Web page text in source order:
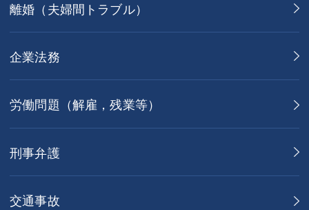
離婚（夫婦間トラブル）
企業法務
労働問題（解雇，残業等）
刑事弁護
交通事故